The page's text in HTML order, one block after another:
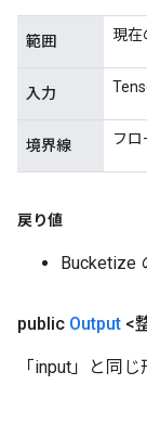
範囲 現在
入力
境界線 フ
戻り値
Bucketize
public Output <
「input」と同